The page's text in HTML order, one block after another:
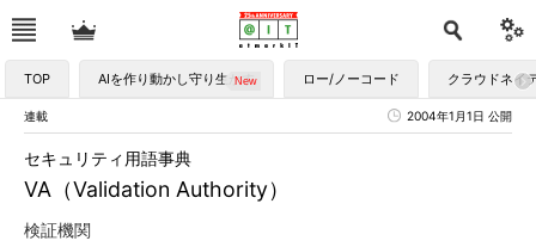
TOP AIを作り動かし守り生かす ロー/ノーコード クラウドネイ
連載 2004年1月1日 公開
VA（Validation Authority）
セキュリティ用語事典
検証機関